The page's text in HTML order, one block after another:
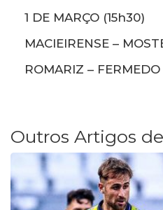
1 DE MARÇO (15h30)
MACIEIRENSE –
ROMARIZ – FERMEDO
Outros Artigos